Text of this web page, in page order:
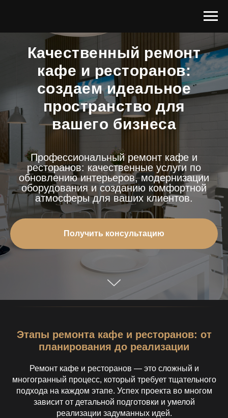
Качественный ремонт
кафе и ресторанов:
создаем идеальное
пространство для
вашего бизнеса
Профессиональный ремонт кафе и
ресторанов: качественные услуги по
обновлению интерьеров, модернизации
оборудования и созданию комфортной
атмосферы для ваших клиентов.
Получить консультацию
Этапы ремонта кафе и ресторанов: от
планирования до реализации
Ремонт кафе и ресторанов — это сложный и
многогранный процесс, который требует тщательного
подхода на каждом этапе. Успех проекта во многом
зависит от детальной подготовки и умелой
реализации задуманных идей.